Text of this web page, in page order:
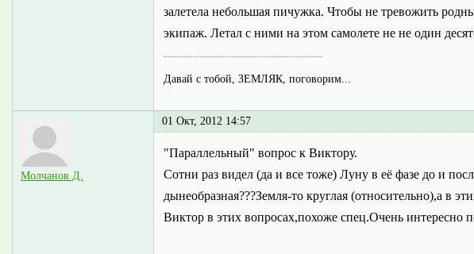
залетела небольшая пичужка. Чтобы не тревожить
экипаж. Летал с ними на этом самолете не не один
Давай с тобой, ЗЕМЛЯК, поговорим...
Молчанов Д.
01 Окт, 2012 14:57
"Параллельный" вопрос к Виктору.
Сотни раз видел (да и все тоже) Луну в её фазе до и
дынеобразная???Земля-то круглая (относительно),а в
Виктор в этих вопросах,похоже спец.Очень интересно